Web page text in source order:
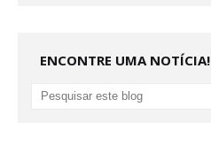
ENCONTRE UMA NOTÍCIA!